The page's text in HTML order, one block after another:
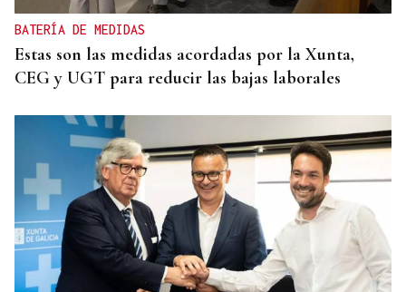
BATERÍA DE MEDIDAS
Estas son las medidas acordadas por la Xunta,
CEG y UGT para reducir las bajas laborales